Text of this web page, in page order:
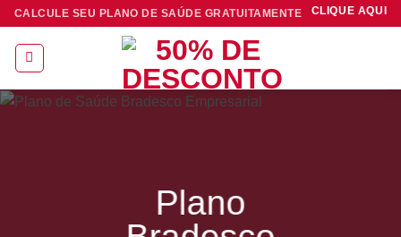
Skip
content
CALCULE SEU PLANO DE SAÚDE GRATUITAMENTE CLIQUE AQUI
Plano